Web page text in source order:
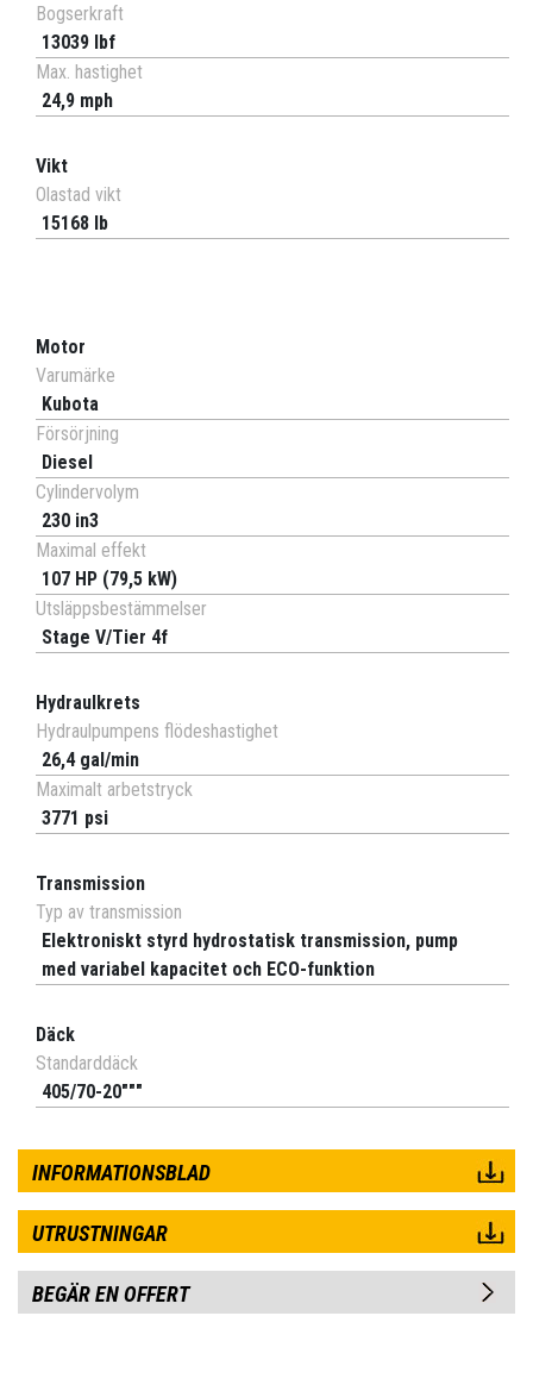
Bogserkraft
13039 lbf
Max. hastighet
24,9 mph
Vikt
Olastad vikt
15168 lb
Motor
Varumärke
Kubota
Försörjning
Diesel
Cylindervolym
230 in3
Maximal effekt
107 HP (79,5 kW)
Utsläppsbestämmelser
Stage V/Tier 4f
Hydraulkrets
Hydraulpumpens flödeshastighet
26,4 gal/min
Maximalt arbetstryck
3771 psi
Transmission
Typ av transmission
Elektroniskt styrd hydrostatisk transmission, pump
med variabel kapacitet och ECO-funktion
Däck
Standarddäck
405/70-20"""
INFORMATIONSBLAD
UTRUSTNINGAR
BEGÄR EN OFFERT